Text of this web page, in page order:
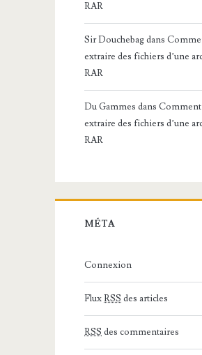
RAR
Sir Douchebagdans
extraire des fichiers d’une
RAR
Du Gammes dansComment
extraire des fichiers d’une
RAR
MÉTA
Connexion
FluxRSS des articles
RSS des commentaires